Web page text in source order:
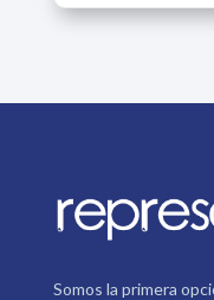
Somos la primera